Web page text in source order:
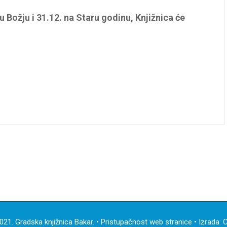
Božju i 31.12. na Staru godinu, Knjižnica će
Gradska knjižnica Bakar. • Pristupačnost web stranice • Izrada: